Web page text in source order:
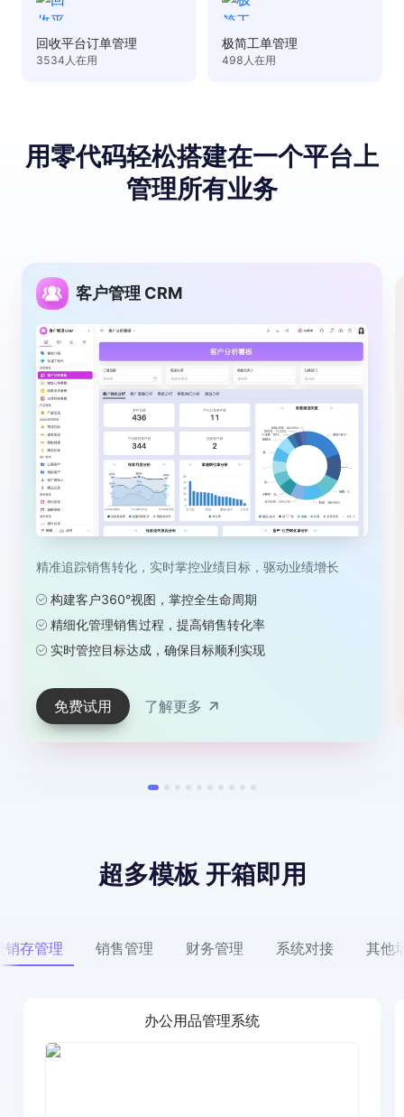
回收平台订单管理
3534 人在用
极简工单管理
498 人在用
用零代码轻松搭建在⼀个平台上
管理所有业务
精准追踪销售转化，实时掌控业绩目标，驱动业绩增长
构建客户360°视图，掌控全生命周期
精细化管理销售过程，提高销售转化率
实时管控目标达成，确保目标顺利实现
免费试用 了解更多
客户管理 CRM
超多模板 开箱即用
销存管理 销售管理 财务管理 系统对接 其他
办公用品管理系统